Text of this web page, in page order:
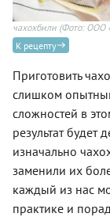
чахохбили (Фото: ООО
К рецепту
Приготовить
слишком
сложностей в
результат будет
изначально
заменили их
каждый из нас
практике и